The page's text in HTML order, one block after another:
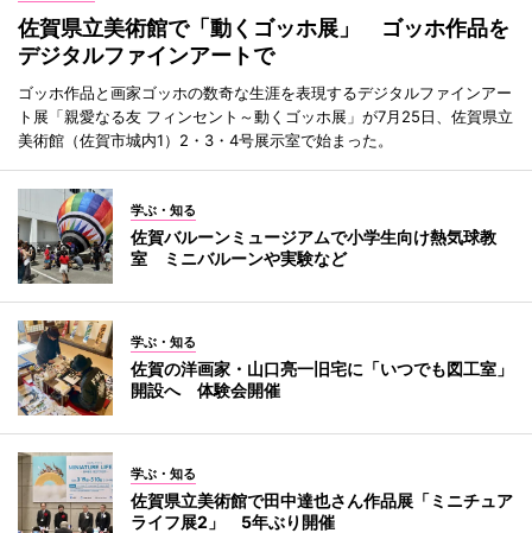
佐賀県立美術館で「動くゴッホ展」 ゴッホ作品を
デジタルファインアートで
ゴッホ作品と画家ゴッホの数奇な生涯を表現するデジタルファインアー
ト展「親愛なる友 フィンセント～動くゴッホ展」が7月25日、佐賀県立
美術館（佐賀市城内1）2・3・4号展示室で始まった。
学ぶ・知る
佐賀バルーンミュージアムで小学生向け熱気球教
室 ミニバルーンや実験など
学ぶ・知る
佐賀の洋画家・山口亮一旧宅に「いつでも図工室」
開設へ 体験会開催
学ぶ・知る
佐賀県立美術館で田中達也さん作品展「ミニチュア
ライフ展2」 5年ぶり開催